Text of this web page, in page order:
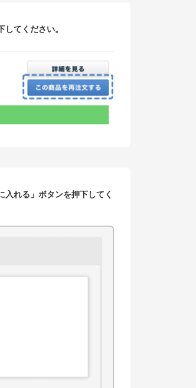
てください。
入れる」ボタンを押下してく